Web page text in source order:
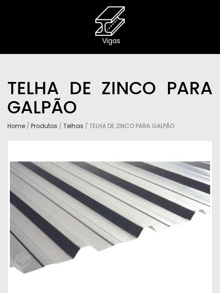
Vigas
TELHA DE ZINCO PARA
GALPÃO
Home / Produtos / Telhas / TELHA DE ZINCO PARA GALPÃO